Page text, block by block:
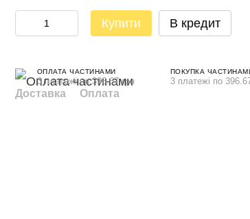
Купити В кредит
ОПЛАТА ЧАСТИНАМИ
3 платежі по 396.67 грн
ПОКУПКА
3 платежі по
Доставка Оплата